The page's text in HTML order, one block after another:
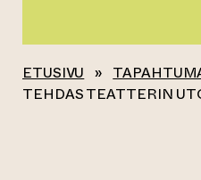
ETUSIVU »
TEHDAS TEATTERIN